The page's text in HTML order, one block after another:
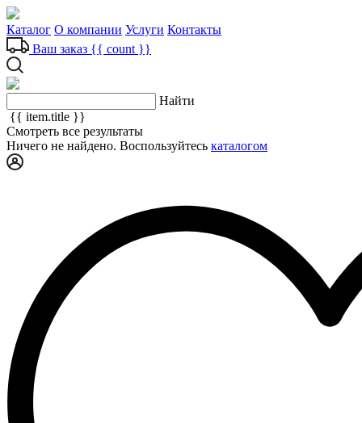
Каталог О компании Услуги Контакты
Ваш заказ {{ count }}
Найти
{{ item.title }}
Смотреть все результаты
Ничего не найдено. Воспользуйтесь каталогом